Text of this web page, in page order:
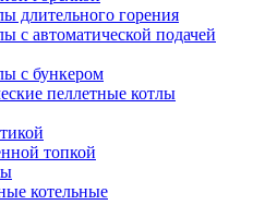
длительного горения
с автоматической подачей
с бункером
пеллетные котлы
топкой
котельные